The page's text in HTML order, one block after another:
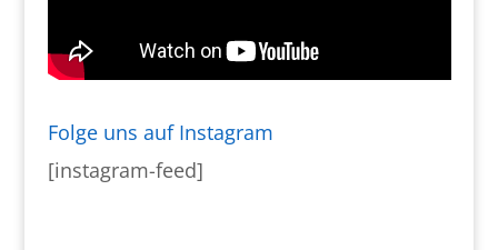
Folge uns auf Instagram
[instagram-feed]